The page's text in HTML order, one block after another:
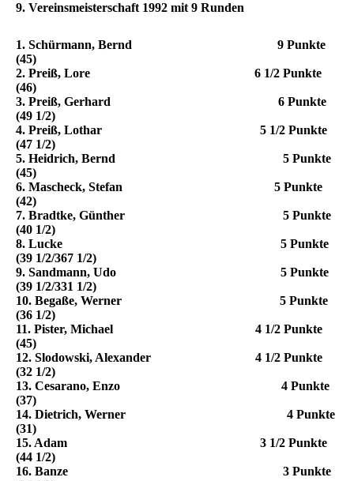
9. Vereinsmeisterschaft 1992 mit 9 Runden
1. Schürmann, Bernd 9 Punkte
(45)
2. Preiß, Lore 6 1/2 Punkte
(46)
3. Preiß, Gerhard 6 Punkte
(49 1/2)
4. Preiß, Lothar 5 1/2 Punkte
(47 1/2)
5. Heidrich, Bernd 5 Punkte
(45)
6. Mascheck, Stefan 5 Punkte
(42)
7. Bradtke, Günther 5 Punkte
(40 1/2)
8. Lucke 5 Punkte
(39 1/2/367 1/2)
9. Sandmann, Udo 5 Punkte
(39 1/2/331 1/2)
10. Begaße, Werner 5 Punkte
(36 1/2)
11. Pister, Michael 4 1/2 Punkte
(45)
12. Slodowski, Alexander 4 1/2 Punkte
(32 1/2)
13. Cesarano, Enzo 4 Punkte
(37)
14. Dietrich, Werner 4 Punkte
(31)
15. Adam 3 1/2 Punkte
(44 1/2)
16. Banze 3 Punkte